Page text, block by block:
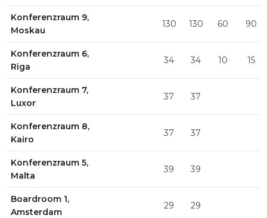
Konferenzraum 9,
Moskau
130 130 60 90
Konferenzraum 6,
Riga
34 34 10 15
Konferenzraum 7,
Luxor
37 37
Konferenzraum 8,
Kairo
37 37
Konferenzraum 5,
Malta
39 39
Boardroom 1,
Amsterdam
29 29